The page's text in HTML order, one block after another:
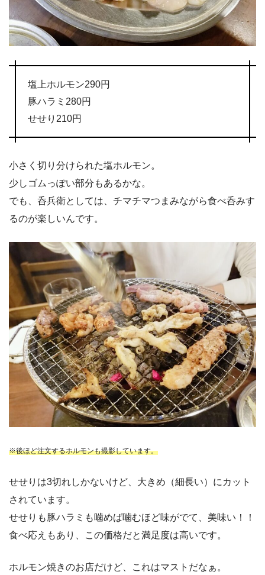
塩上ホルモン290円
豚ハラミ280円
せせり210円
小さく切り分けられた塩ホルモン。
少しゴムっぽい部分もあるかな。
でも、呑兵衛としては、チマチマつまみながら食べ呑みす
るのが楽しいんです。
※後ほど注文するホルモンも撮影しています。
せせりは3切れしかないけど、大きめ（細長い）にカット
されています。
せせりも豚ハラミも噛めば噛むほど味がでて、美味い！！
食べ応えもあり、この価格だと満足度は高いです。
ホルモン焼きのお店だけど、これはマストだなぁ。